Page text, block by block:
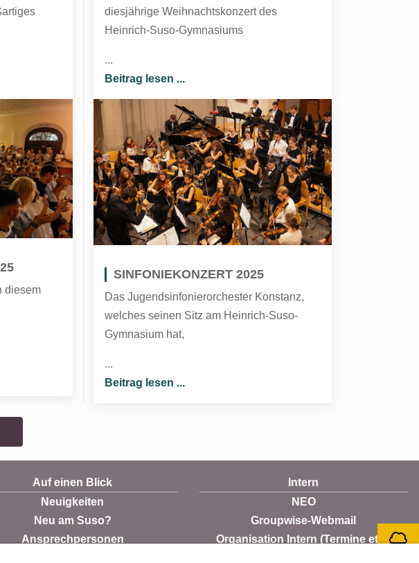
diesjährige Weihnachtskonzert des
Heinrich-Suso-Gymnasiums
...
Beitrag lesen ...
diesem
SINFONIEKONZERT 2025
Das Jugendsinfonierorchester Konstanz,
welches seinen Sitz am Heinrich-Suso-
Gymnasium hat,
...
Beitrag lesen ...
Auf einen Blick
Neuigkeiten
Neu am Suso?
Ansprechpersonen
Intern
NEO
Groupwise-Webmail
Organisation Intern (Termine etc.)